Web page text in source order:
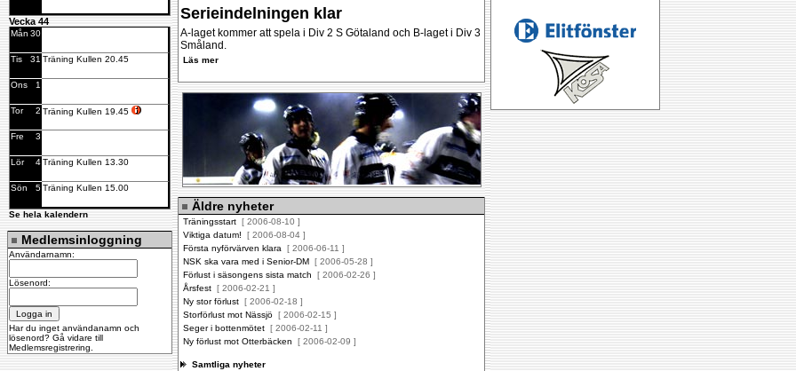
Vecka 44
Mån 30
Tis 31 Träning Kullen 20.45
Ons 1
Tor 2 Träning Kullen 19.45
Fre 3
Lör 4Träning Kullen 13.30
Sön 5Träning Kullen 15.00
Se hela kalendern
Medlemsinloggning
Användarnamn:
Lösenord:
Har du inget användanamn och
lösenord? Gå vidare till
Medlemsregistrering
Serieindelningen klar
A-laget kommer att spela i Div 2 S Götaland och B-laget i Div 3
Småland.
Läs mer
Äldre nyheter
Träningsstart [ 2006-08-10 ]
Viktiga datum!
[ 2006-08-04 ]
Första nyförvärven klara
[ 2006-06-11 ]
NSK ska vara med i Senior-DM [ 2006-05-28 ]
Förlust i säsongens sista match
[ 2006-02-26 ]
Årsfest [ 2006-02-21 ]
Ny stor förlust [ 2006-02-18 ]
Storförlust mot Nässjö [ 2006-02-15 ]
Seger i bottenmötet [ 2006-02-11 ]
Ny förlust mot Otterbäcken
[ 2006-02-09 ]
Samtliga nyheter